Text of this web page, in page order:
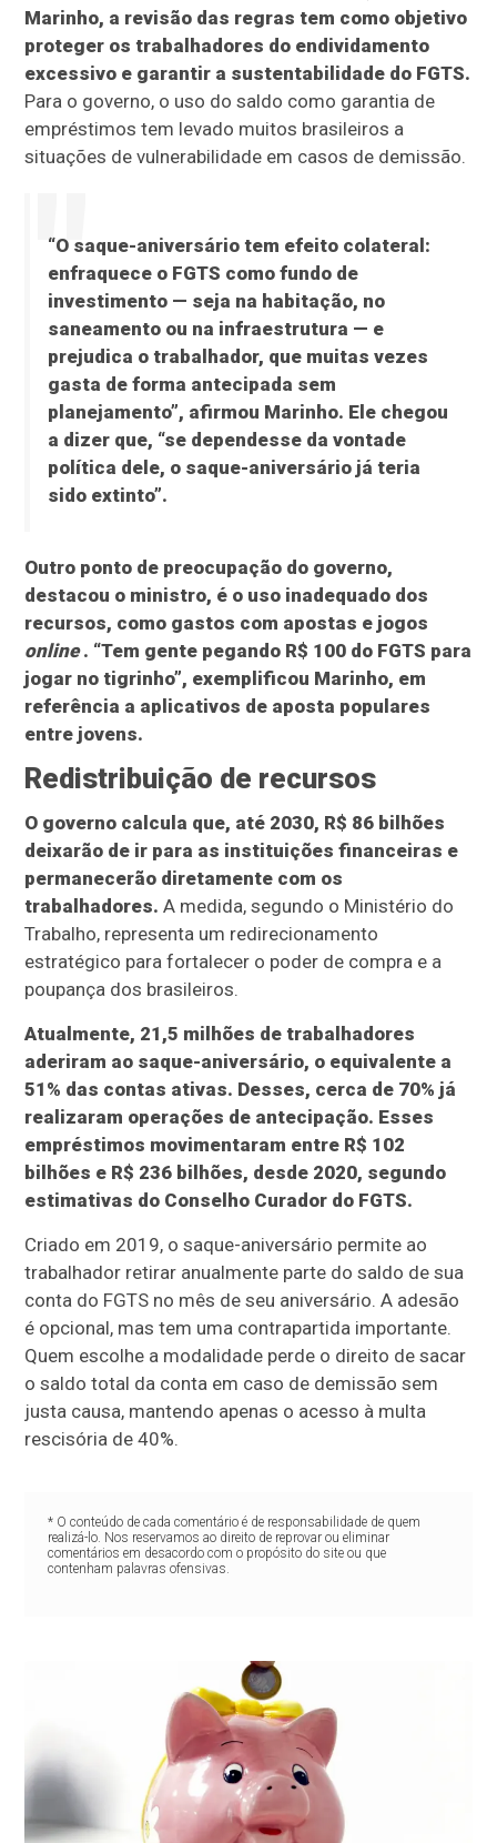
Marinho, a revisão das regras tem como objetivo
proteger os trabalhadores do endividamento
excessivo e garantir a sustentabilidade do FGTS.
Para o governo, o uso do saldo como garantia de
empréstimos tem levado muitos brasileiros a
situações de vulnerabilidade em casos de demissão.
“O saque-aniversário tem efeito colateral:
enfraquece o FGTS como fundo de
investimento — seja na habitação, no
saneamento ou na infraestrutura — e
prejudica o trabalhador, que muitas vezes
gasta de forma antecipada sem
planejamento”, afirmou Marinho. Ele chegou
a dizer que, “se dependesse da vontade
política dele, o saque-aniversário já teria
sido extinto”.
Outro ponto de preocupação do governo,
destacou o ministro, é o uso inadequado dos
recursos, como gastos com apostas e jogos
online. “Tem gente pegando R$ 100 do FGTS para
jogar no tigrinho”, exemplificou Marinho, em
referência a aplicativos de aposta populares
entre jovens.
Redistribuição de recursos
O governo calcula que, até 2030, R$ 86 bilhões
deixarão de ir para as instituições financeiras e
permanecerão diretamente com os
trabalhadores. A medida, segundo o Ministério do
Trabalho, representa um redirecionamento
estratégico para fortalecer o poder de compra e a
poupança dos brasileiros.
Atualmente, 21,5 milhões de trabalhadores
aderiram ao saque-aniversário, o equivalente a
51% das contas ativas. Desses, cerca de 70% já
realizaram operações de antecipação. Esses
empréstimos movimentaram entre R$ 102
bilhões e R$ 236 bilhões, desde 2020, segundo
estimativas do Conselho Curador do FGTS.
Criado em 2019, o saque-aniversário permite ao
trabalhador retirar anualmente parte do saldo de sua
conta do FGTS no mês de seu aniversário. A adesão
é opcional, mas tem uma contrapartida importante.
Quem escolhe a modalidade perde o direito de sacar
o saldo total da conta em caso de demissão sem
justa causa, mantendo apenas o acesso à multa
rescisória de 40%.
* O conteúdo de cada comentário é de responsabilidade de quem
realizá-lo. Nos reservamos ao direito de reprovar ou eliminar
comentários em desacordo com o propósito do site ou que
contenham palavras ofensivas.